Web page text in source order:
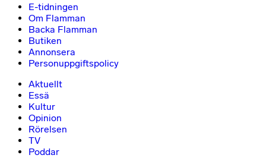
E-tidningen
Om Flamman
Backa Flamman
Butiken
Annonsera
Personuppgiftspolicy
Aktuellt
Essä
Kultur
Opinion
Rörelsen
TV
Poddar